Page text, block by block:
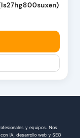
y equipos. Nos
IA, desarrollo web y SEO